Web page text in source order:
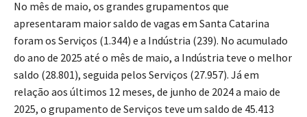
No mês de maio, os grandes grupamentos que
apresentaram maior saldo de vagas em Santa Catarina
foram os Serviços (1.344) e a Indústria (239). No acumulado
do ano de 2025 até o mês de maio, a Indústria teve o melhor
saldo (28.801), seguida pelos Serviços (27.957). Já em
relação aos últimos 12 meses, de junho de 2024 a maio de
2025, o grupamento de Serviços teve um saldo de 45.413